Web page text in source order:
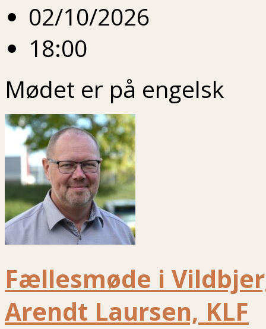
02/10/2026
18:00
Mødet er på engelsk
Fællesmøde i
Arendt Laursen, KLF